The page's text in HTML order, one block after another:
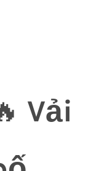
Vải